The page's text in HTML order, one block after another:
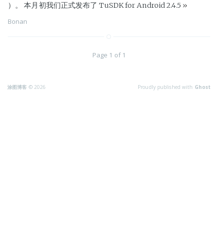
）。 本月初我们正式发布了 TuSDK for Android 2.4.5 »
Bonan
Page 1 of 1
涂图博客 © 2026 Proudly published with Ghost